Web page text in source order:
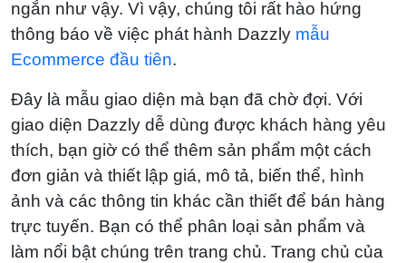
ngắn như vậy. Vì vậy, chúng tôi rất hào hứng
thông báo về việc phát hành Dazzly mẫu
Ecommerce đầu tiên.
Đây là mẫu giao diện mà bạn đã chờ đợi. Với
giao diện Dazzly dễ dùng được khách hàng yêu
thích, bạn giờ có thể thêm sản phẩm một cách
đơn giản và thiết lập giá, mô tả, biến thể, hình
ảnh và các thông tin khác cần thiết để bán hàng
trực tuyến. Bạn có thể phân loại sản phẩm và
làm nổi bật chúng trên trang chủ. Trang chủ của